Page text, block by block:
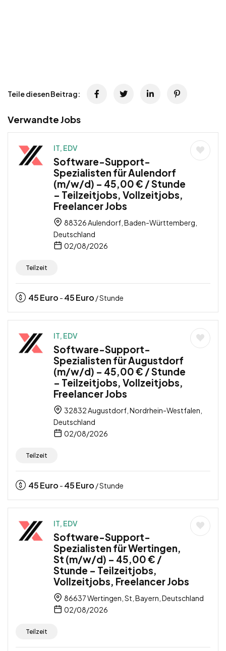
Teile diesen Beitrag:
Verwandte Jobs
IT, EDV
Software-Support-
Spezialisten für Aulendorf
(m/w/d) – 45,00 € / Stunde
– Teilzeitjobs, Vollzeitjobs,
Freelancer Jobs
88326 Aulendorf, Baden-Württemberg,
Deutschland
02/08/2026
Teilzeit
45Euro - 45Euro / Stunde
IT, EDV
Software-Support-
Spezialisten für Augustdorf
(m/w/d) – 45,00 € / Stunde
– Teilzeitjobs, Vollzeitjobs,
Freelancer Jobs
32832 Augustdorf, Nordrhein-Westfalen,
Deutschland
02/08/2026
Teilzeit
45Euro - 45Euro / Stunde
IT, EDV
Software-Support-
Spezialisten für Wertingen,
St (m/w/d) – 45,00 € /
Stunde – Teilzeitjobs,
Vollzeitjobs, Freelancer Jobs
86637 Wertingen, St, Bayern, Deutschland
02/08/2026
Teilzeit